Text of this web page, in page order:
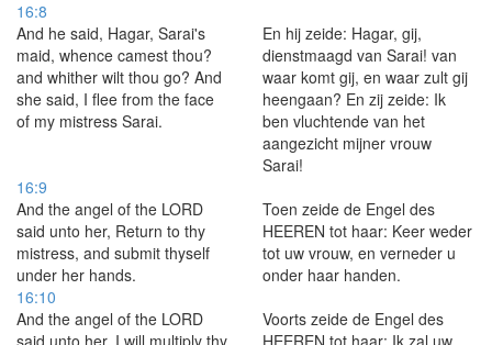
16:8
And he said, Hagar, Sarai's
maid, whence camest thou?
and whither wilt thou go? And
she said, I flee from the face
of my mistress Sarai.
En hij zeide: Hagar, gij,
dienstmaagd van Sarai! van
waar komt gij, en waar zult gij
heengaan? En zij zeide: Ik
ben vluchtende van het
aangezicht mijner vrouw
Sarai!
16:9
And the angel of the LORD
said unto her, Return to thy
mistress, and submit thyself
under her hands.
Toen zeide de Engel des
HEEREN tot haar: Keer weder
tot uw vrouw, en verneder u
onder haar handen.
16:10
And the angel of the LORD
said unto her, I will multiply thy
Voorts zeide de Engel des
HEEREN tot haar: Ik zal uw